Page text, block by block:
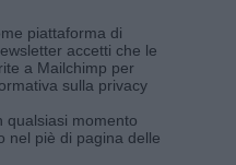
piattaforma di
accetti che le
a Mailchimp per
sulla privacy
qualsiasi momento
nel piè di pagina delle